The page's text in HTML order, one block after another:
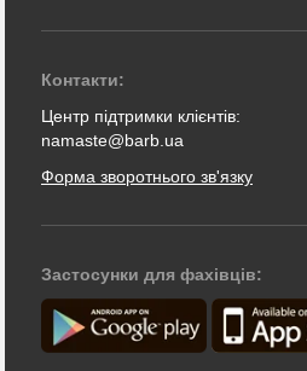
Контакти:
Центр підтримки клієнтів:
namaste@barb.ua
Форма зворотнього зв'язку
Застосунки для фахівців: